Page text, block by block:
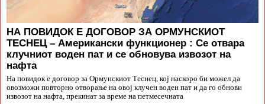
НА ПОВИДОК Е ДОГОВОР ЗА ОРМУНСКИОТ
ТЕСНЕЦ – Американски функционер : Се отвара
клучниот воден пат и се обновува извозот на
нафта
На повидок е договор за Ормунскиот Теснец, кој наскоро би можел да
овозможи повторно отворање на овој клучен воден пат и да го обнови
извозот на нафта, прекинат за време на петмесечната